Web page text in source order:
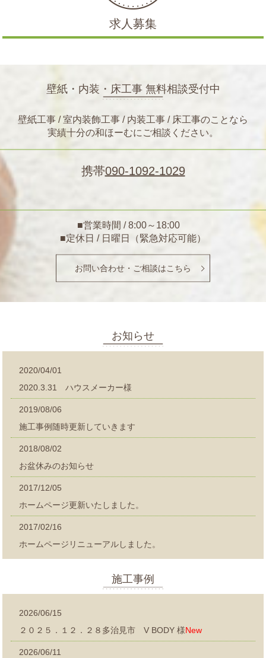
求人募集
壁紙・内装・床工事 無料相談受付中
壁紙工事 / 室内装飾工事 / 内装工事 / 床工事のことなら
実績十分の和ほーむにご相談ください。
携帯090-1092-1029
■営業時間 / 8:00～18:00
■定休日 / 日曜日（緊急対応可能）
お問い合わせ・ご相談はこちら
お知らせ
2020/04/01
2020.3.31 ハウスメーカー様
2019/08/06
施工事例随時更新していきます
2018/08/02
お盆休みのお知らせ
2017/12/05
ホームページ更新いたしました。
2017/02/16
ホームページリニューアルしました。
施工事例
2026/06/15
２０２５．１２．２８多治見市 V BODY 様New
2026/06/11